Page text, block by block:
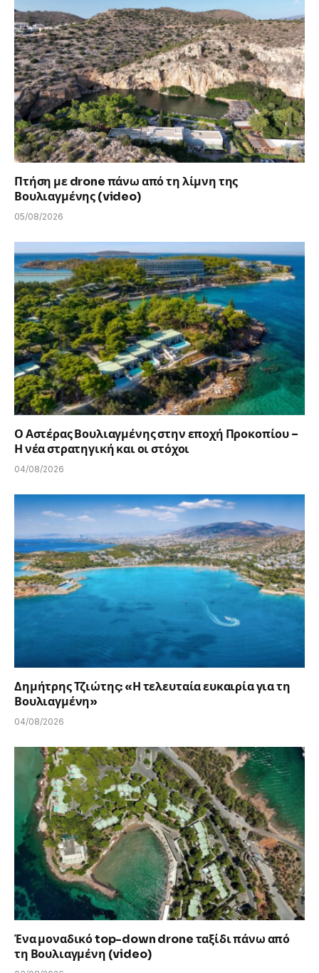
Πτήση με drone πάνω από τη λίμνη της
Βουλιαγμένης (video)
05/08/2026
Ο Αστέρας Βουλιαγμένης στην εποχή Προκοπίου –
Η νέα στρατηγική και οι στόχοι
04/08/2026
Δημήτρης Τζιώτης: «Η τελευταία ευκαιρία για τη
Βουλιαγμένη»
04/08/2026
Ένα μοναδικό top-down drone ταξίδι πάνω από
τη Βουλιαγμένη (video)